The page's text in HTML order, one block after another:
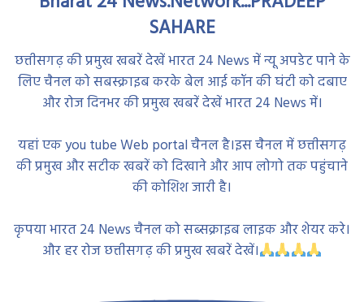
SAHARE
छत्तीसगढ़ की प्रमुख खबरें देखें भारत 24 News में न्यू अपडेट पाने के
लिए चैनल को सबस्क्राइब करके बेल आई कॉन की घंटी को दबाए
और रोज दिनभर की प्रमुख खबरें देखें भारत 24 News में।
यहां एक you tube Web portal चैनल है।इस चैनल में छत्तीसगढ़
की प्रमुख और सटीक खबरें को दिखाने और आप लोगो तक पहुंचाने
की कोशिश जारी है।
कृपया भारत 24 News चैनल को सब्सक्राइब लाइक और शेयर करे।
और हर रोज छत्तीसगढ़ की प्रमुख खबरें देखें।